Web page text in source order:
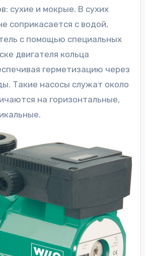
сухие и мокрые. В сухих
соприкасается с водой,
с помощью специальных
двигателя кольца
герметизацию через
Такие насосы служат около
на горизонтальные,